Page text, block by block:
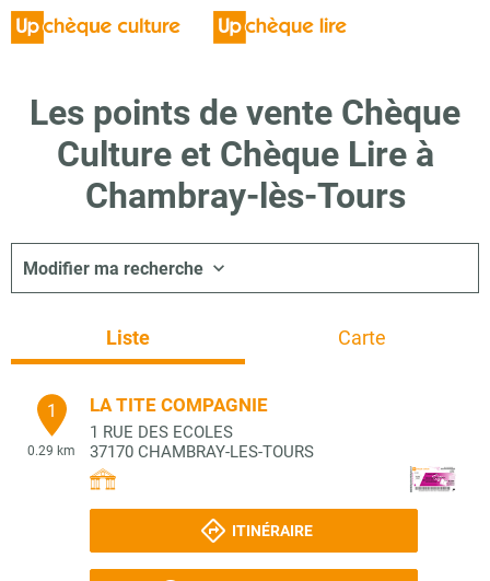
Les points de vente Chèque
Culture et Chèque Lire à
Chambray-lès-Tours
Modifier ma recherche
Liste Carte
1
0.29 km
LA TITE COMPAGNIE
1 RUE DES ECOLES
37170 CHAMBRAY-LES-TOURS
ITINÉRAIRE